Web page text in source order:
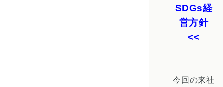
SDGs経
営方針
<<
今回の来社